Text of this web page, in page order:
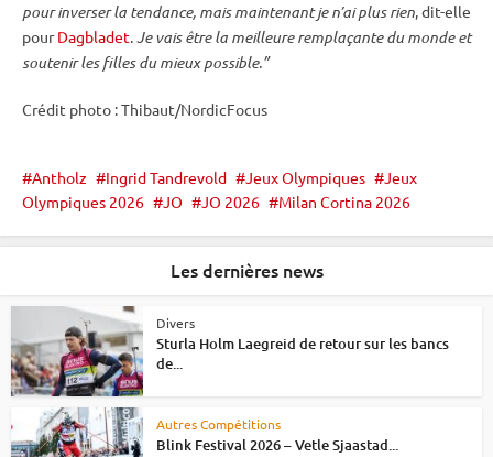
pour inverser la tendance, mais maintenant je n’ai plus rien, dit-elle
pourDagbladet.Je vais être la meilleure remplaçante du monde et
soutenir les filles du mieux possible.”
Crédit photo : Thibaut/NordicFocus
Antholz Ingrid Tandrevold Jeux Olympiques
Jeux
Olympiques 2026
JO JO 2026 Milan Cortina 2026
Les dernières news
Divers
Sturla Holm Laegreid de retour sur les bancs
de...
Autres Compétitions
Blink Festival 2026 – Vetle Sjaastad...